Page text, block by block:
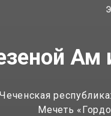
Ам
Чеченская
Мечеть